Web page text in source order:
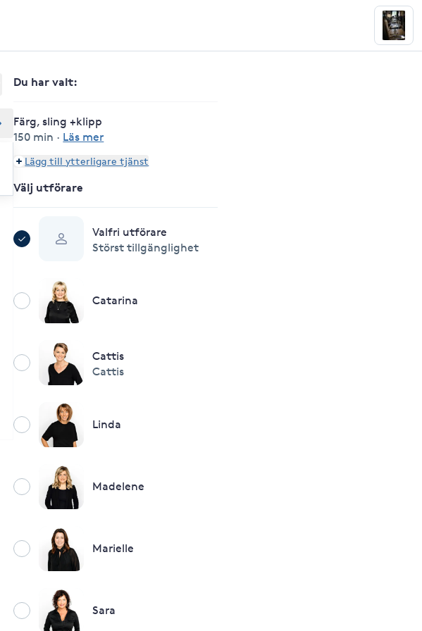
Du har valt:
Färg, sling +klipp
150 min · Läs mer
Lägg till ytterligare tjänst
Välj utförare
Valfri utförare
Störst tillgänglighet
Catarina
Cattis
Cattis
Linda
Madelene
Marielle
Sara